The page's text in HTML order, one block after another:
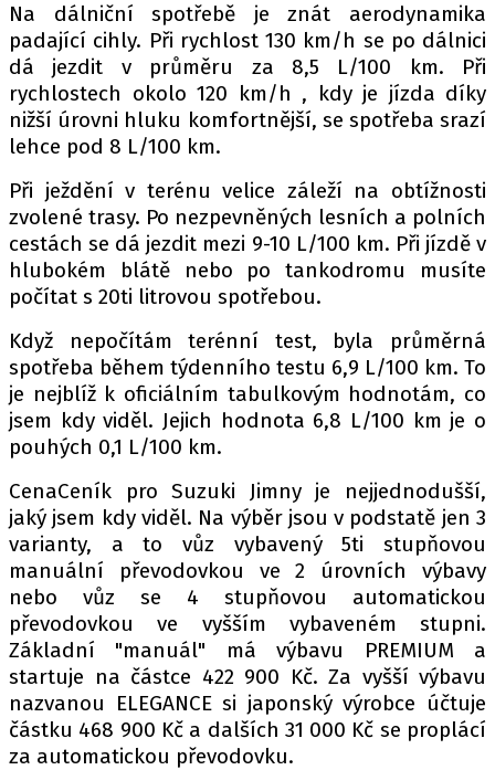
Na dálniční spotřebě je znát aerodynamika
padající cihly. Při rychlost 130 km/h se po dálnici
dá jezdit v průměru za 8,5 L/100 km. Při
rychlostech okolo 120 km/h , kdy je jízda díky
nižší úrovni hluku komfortnější, se spotřeba srazí
lehce pod 8 L/100 km.
Při ježdění v terénu velice záleží na obtížnosti
zvolené trasy. Po nezpevněných lesních a polních
cestách se dá jezdit mezi 9-10 L/100 km. Při jízdě v
hlubokém blátě nebo po tankodromu musíte
počítat s 20ti litrovou spotřebou.
Když nepočítám terénní test, byla průměrná
spotřeba během týdenního testu 6,9 L/100 km. To
je nejblíž k oficiálním tabulkovým hodnotám, co
jsem kdy viděl. Jejich hodnota 6,8 L/100 km je o
pouhých 0,1 L/100 km.
CenaCeník pro Suzuki Jimny je nejjednodušší,
jaký jsem kdy viděl. Na výběr jsou v podstatě jen 3
varianty, a to vůz vybavený 5ti stupňovou
manuální převodovkou ve 2 úrovních výbavy
nebo vůz se 4 stupňovou automatickou
převodovkou ve vyšším vybaveném stupni.
Základní "manuál" má výbavu PREMIUM a
startuje na částce 422 900 Kč. Za vyšší výbavu
nazvanou ELEGANCE si japonský výrobce účtuje
částku 468 900 Kč a dalších 31 000 Kč se proplácí
za automatickou převodovku.